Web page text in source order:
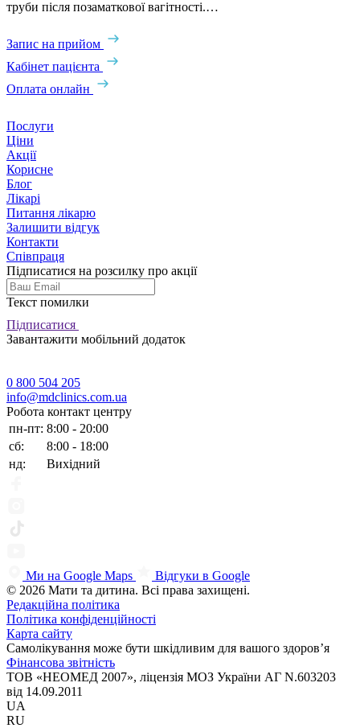
труби після позаматкової вагітності.…
Запис на прийом
Кабінет пацієнта
Оплата онлайн
Послуги
Ціни
Акції
Корисне
Блог
Лікарі
Питання лікарю
Залишити відгук
Контакти
Співпраця
Підписатися на розсилку про акції
Текст помилки
Підписатися
Завантажити мобільний додаток
0 800 504 205
info@mdclinics.com.ua
Робота контакт центру
пн-пт: 8:00 - 20:00
сб:
8:00 - 18:00
нд:
Вихідний
Ми на Google Maps
Відгуки в Google
© 2026 Мати та дитина. Всі права захищені.
Редакційна політика
Політика конфіденційності
Карта сайту
Самолікування може бути шкідливим для вашого здоров’я
Фінансова звітність
ТОВ «НЕОМЕД 2007», ліцензія МОЗ України АГ N.603203
від 14.09.2011
UA
RU